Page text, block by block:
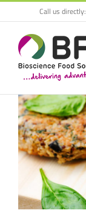
Call us directly: